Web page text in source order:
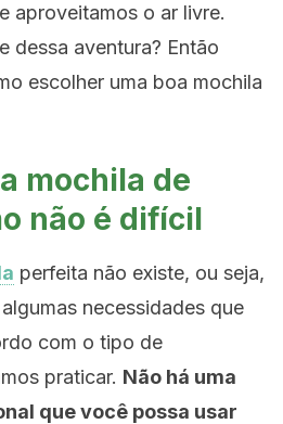
aproveitamos o ar livre.
dessa aventura? Então
escolher uma boa mochila
mochila de
não é difícil
perfeita não existe, ou seja,
necessidades que
com o tipo de
praticar. Não há uma
que você possa usar